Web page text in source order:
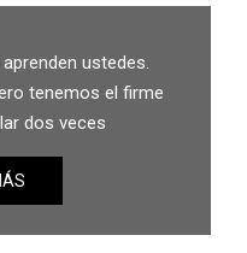
ustedes.
tenemos el firme
dos veces